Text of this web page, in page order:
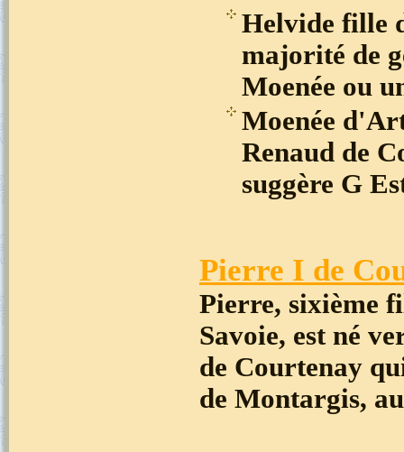
Helvide fille
majorité de
Moenée ou
Moenée
Renaud de
suggère G
Pierre I de
Pierre, sixième
Savoie, est né
de Courtenay
de Montargis,